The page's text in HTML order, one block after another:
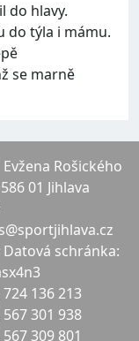
do hlavy.
do týla i mámu.
se marně
Evžena Rošického
01 Jihlava
Datová schránka:
724 136 213
567 301 938
567 309 801